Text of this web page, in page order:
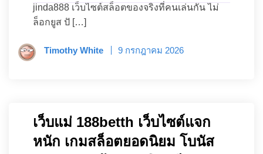
jinda888 เว็บไซต์สล็อตของจริงที่คนเล่นกัน ไม่
ล็อกยูส ปั […]
Timothy White 9 กรกฎาคม 2026
เว็บแม่ 188betth เว็บไซต์แจก
หนัก เกมสล็อตยอดนิยม โบนัส